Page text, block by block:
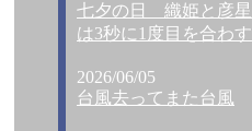
七夕の日 織姫と彦星
は3秒に1度目を合わす
2026/06/05
台風去ってまた台風